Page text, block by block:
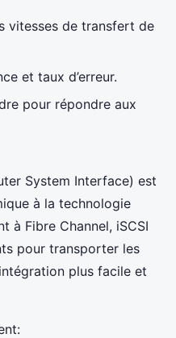
vitesses de transfert de
et taux d’erreur.
pour répondre aux
System Interface) est
à la technologie
à Fibre Channel, iSCSI
pour transporter les
plus facile et